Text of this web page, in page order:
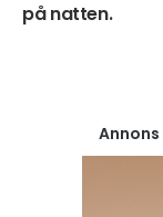
på natten.
Annons